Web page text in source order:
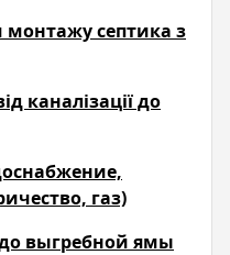
монтажу септика з
каналізації до
газ)
выгребной ямы